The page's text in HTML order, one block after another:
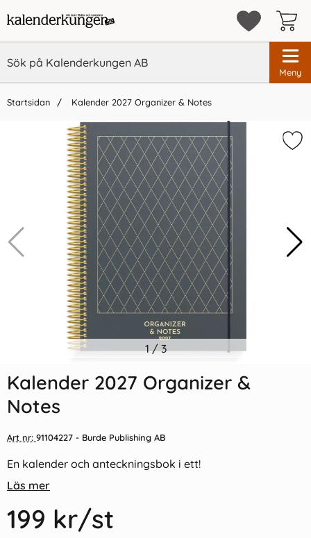
Meny
Startsidan Kalender 2027 Organizer & Notes
Vi rekommenderar
Indexflikar och Frixion clicker
55 kr/st 69 kr/st
1/3
Kalender 2027 Organizer &
Notes
Art nr: 91104227 - Burde Publishing AB
En kalender och anteckningsbok i ett!
Läs mer
199 kr/st